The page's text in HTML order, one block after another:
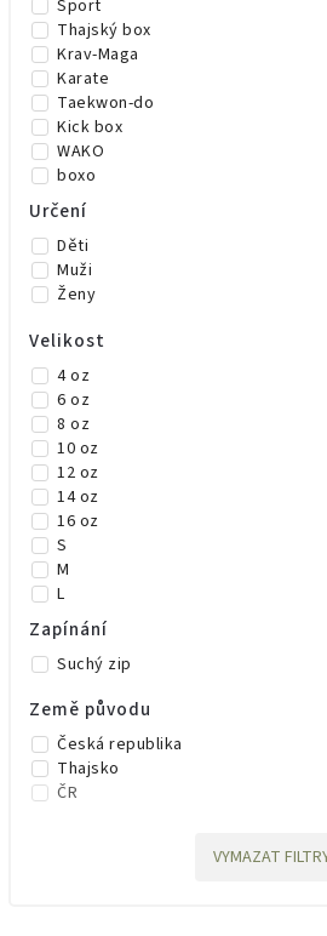
Čirá
růžová/zelená
Sport
Thajský box
Krav-Maga
Karate
Taekwon-do
Kick box
WAKO
boxo
Thaj
Fitness
Určení
Děti
Muži
Ženy
Velikost
4 oz
6 oz
8 oz
10 oz
12 oz
14 oz
16 oz
S
M
L
L/XL
XL
2 metry
Zapínání
Suchý zip
Země původu
Česká republika
Thajsko
ČR
VYMAZAT